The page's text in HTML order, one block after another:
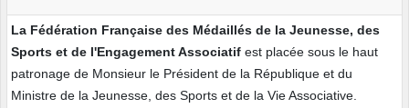
La Fédération Française des Médaillés de la Jeunesse, des
Sports et de l'Engagement Associatif est placée sous le haut
patronage de Monsieur le Président de la République et du
Ministre de la Jeunesse, des Sports et de la Vie Associative.